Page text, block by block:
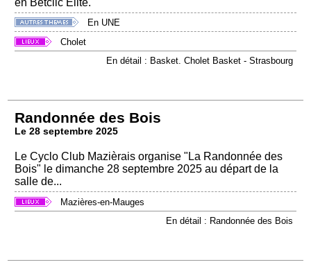
En UNE
Cholet
En détail : Basket. Cholet Basket - Strasbourg
Randonnée des Bois
Le 28 septembre 2025
Le Cyclo Club Mazièrais organise "La Randonnée des
Bois" le dimanche 28 septembre 2025 au départ de la
salle de...
Mazières-en-Mauges
En détail : Randonnée des Bois